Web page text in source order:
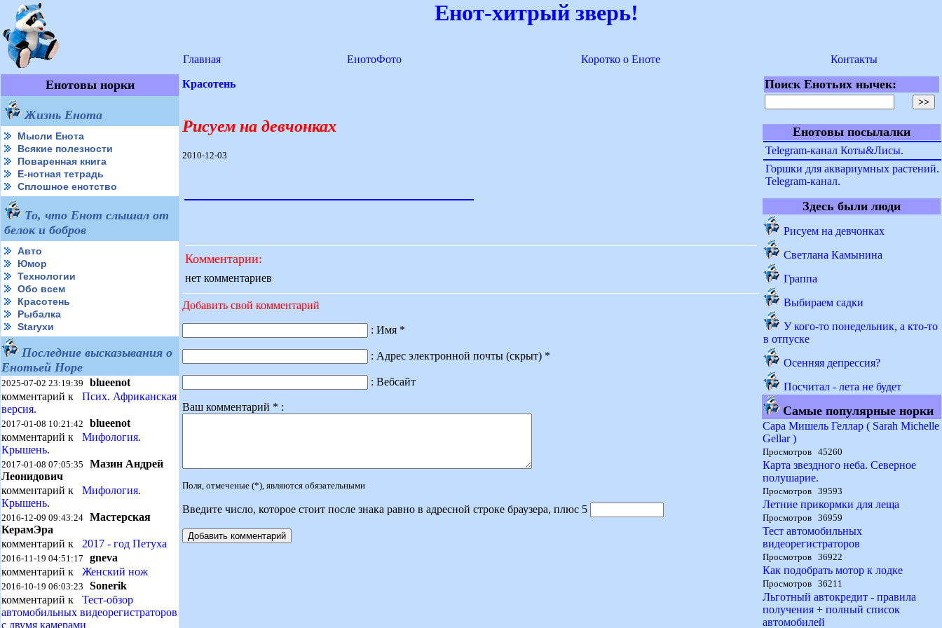
Енот-хитрый зверь!
Главная ЕнотоФото Коротко о Еноте Контакты
Енотовы норки
Жизнь Енота
Мысли Енота
Всякие полезности
Поваренная книга
Е-нотная тетрадь
Сплошное енотство
То, что Енот слышал от
белок и бобров
Авто
Юмор
Технологии
Обо всем
Красотень
Рыбалка
Starухи
Последние высказывания о
Енотьей Норе
2025-07-02 23:19:39 blueenot
комментарий к Псих. Африканская
версия.
2017-01-08 10:21:42 blueenot
комментарий к Мифология.
Крышень.
2017-01-08 07:05:35 Мазин Андрей
Леонидович
комментарий к Мифология.
Крышень.
2016-12-09 09:43:24 Мастерская
КерамЭра
комментарий к 2017 - год Петуха
2016-11-19 04:51:17 gneva
комментарий к Женский нож
2016-10-19 06:03:23 Sonerik
комментарий к Тест-обзор
автомобильных видеорегистраторов
с двумя камерами
Красотень
Рисуем на девчонках
2010-12-03
Комментарии:
нет комментариев
Добавить свой комментарий
: Имя *
: Адрес электронной почты (скрыт) *
: Вебсайт
Ваш комментарий * :
Поля, отмеченые (*), являются обязательными
Введите число, которое стоит после знака равно в адресной строке браузера, плюс 5
Поиск Енотьих нычек:
Енотовы посылалки
Telegram-канал Коты&Лисы.
Горшки для аквариумных растений.
Telegram-канал.
Здесь были люди
Рисуем на девчонках
Светлана Камынина
Граппа
Выбираем садки
У кого-то понедельник, а кто-то
в отпуске
Осенняя депрессия?
Посчитал - лета не будет
Самые популярные норки
Сара Мишель Геллар ( Sarah Michelle
Gellar )
Просмотров 45260
Карта звездного неба. Северное
полушарие.
Просмотров 39593
Летние прикормки для леща
Просмотров 36959
Тест автомобильных
видеорегистраторов
Просмотров 36922
Как подобрать мотор к лодке
Просмотров 36211
Льготный автокредит - правила
получения + полный список
автомобилей